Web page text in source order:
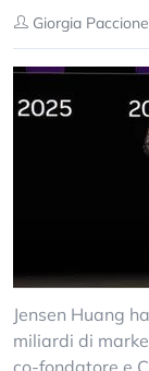
Giorgia Paccione
Jensen Huang
miliardi di
co-fondatore e